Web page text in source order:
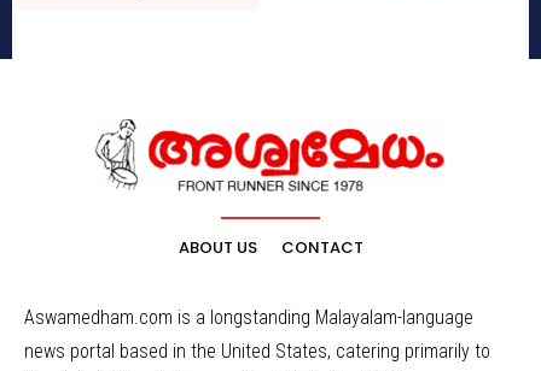
ABOUT US CONTACT
Aswamedham.com is a longstanding Malayalam-language
news portal based in the United States, catering primarily to